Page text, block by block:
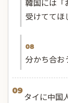
受けててほ
08
分かち合お
09
タイに中国